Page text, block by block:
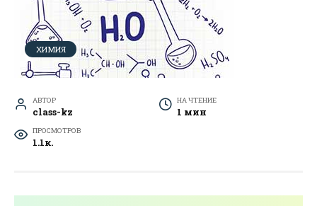
ХИМИЯ
АВТОР
class-kz
НА ЧТЕНИЕ
1 мин
ПРОСМОТРОВ
1.1к.